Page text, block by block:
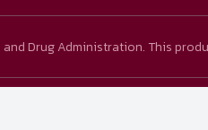
Drug Administration. This